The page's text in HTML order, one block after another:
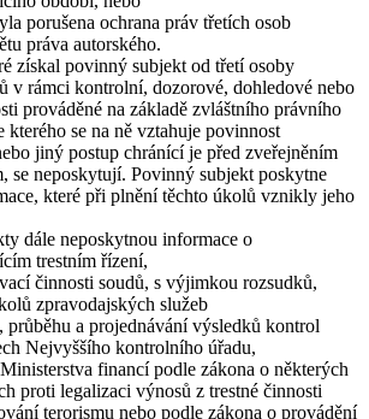
porušena ochrana práv třetích osob
práva autorského.
získal povinný subjekt od třetí osoby
v rámci kontrolní, dozorové, dohledové nebo
prováděné na základě zvláštního právního
kterého se na ně vztahuje povinnost
jiný postup chránící je před zveřejněním
se neposkytují. Povinný subjekt poskytne
které při plnění těchto úkolů vznikly jeho
dále neposkytnou informace o
trestním řízení,
činnosti soudů, s výjimkou rozsudků,
zpravodajských služeb
průběhu a projednávání výsledků kontrol
Nejvyššího kontrolního úřadu,
financí podle zákona o některých
proti legalizaci výnosů z trestné činnosti
terorismu nebo podle zákona o provádění